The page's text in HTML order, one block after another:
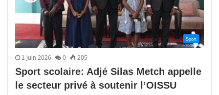
Sport
1 juin 2026 0 205
Sport scolaire: Adjé Silas Metch appelle
le secteur privé à soutenir l’OISSU